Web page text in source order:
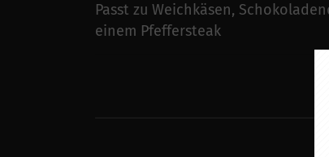
Passt zu Weichkäsen,
einem Pfeffersteak